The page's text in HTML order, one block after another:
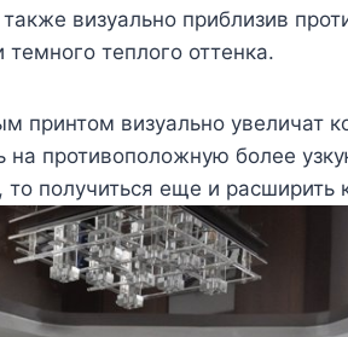
визуально приблизив
теплого оттенка.
принтом визуально увеличат
на противоположную более
получиться еще и расширить